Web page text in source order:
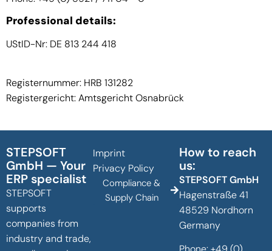
Professional details:
UStID-Nr: DE 813 244 418
Registernummer: HRB 131282
Registergericht: Amtsgericht Osnabrück
STEPSOFT
GmbH — Your
ERP specialist
STEPSOFT
supports
companies from
industry and trade,
Imprint
Privacy Policy
Compliance &
Supply Chain
How to reach
us:
STEPSOFT GmbH
Hagenstraße 41
48529 Nordhorn
Germany